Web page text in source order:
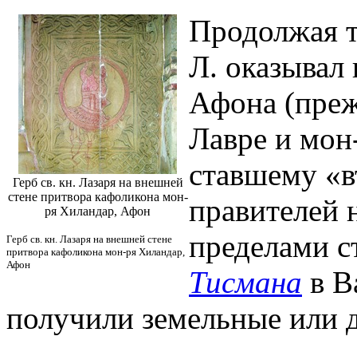
Герб св. кн. Лазаря на внешней
стене притвора кафоликона мон-
ря Хиландар, Афон
Герб св. кн. Лазаря на внешней стене
притвора кафоликона мон-ря Хиландар,
Афон
Продолжая
Л. оказывал
Афона
Лавре и
ставшему
правителей
пределами
Тисмана в
получили земельные или